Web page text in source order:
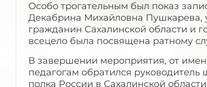
Особо трогательным был показ
Декабрина Михайловна Пушкарева,
гражданин Сахалинской области и
всецело была посвящена ратному
В завершении мероприятия, от
педагогам обратился
полка России в Сахалинской